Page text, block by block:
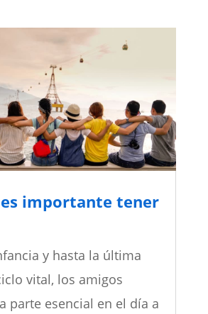
importante tener
y hasta la última
vital, los amigos
parte esencial en el día a